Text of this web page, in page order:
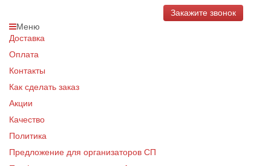
Закажите звонок
Меню
Доставка
Оплата
Контакты
Как сделать заказ
Акции
Качество
Политика
Предложение для организаторов СП